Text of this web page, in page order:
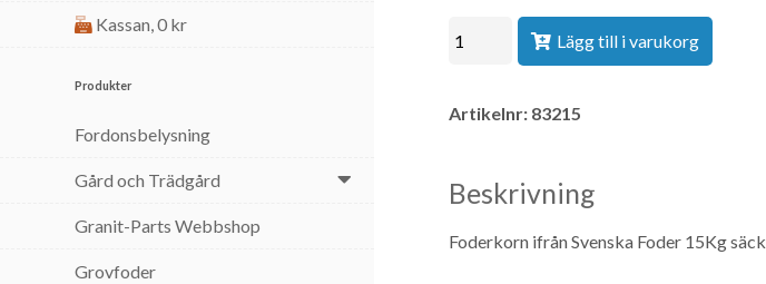
Kassan,0 kr
Produkter
Fordonsbelysning
Gård och Trädgård
Granit-Parts Webbshop
Grovfoder
Lägg till i varukorg
Artikelnr: 83215
Beskrivning
Foderkorn ifrån Svenska Foder 15Kg säck